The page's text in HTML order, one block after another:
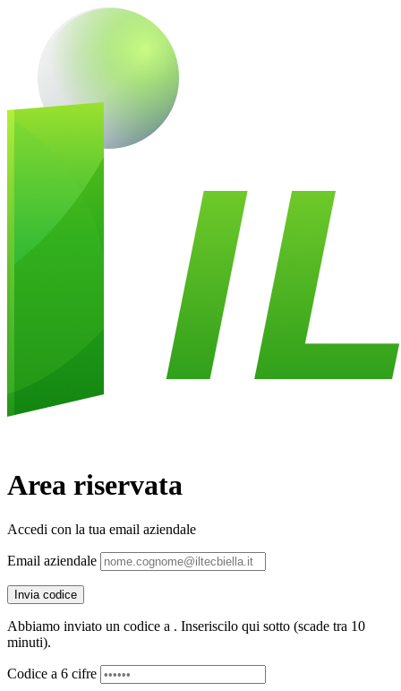
Area riservata
Accedi con la tua email aziendale
Email aziendale
Invia codice
Abbiamo inviato un codice a . Inseriscilo qui sotto (scade tra 10
minuti).
Codice a 6 cifre